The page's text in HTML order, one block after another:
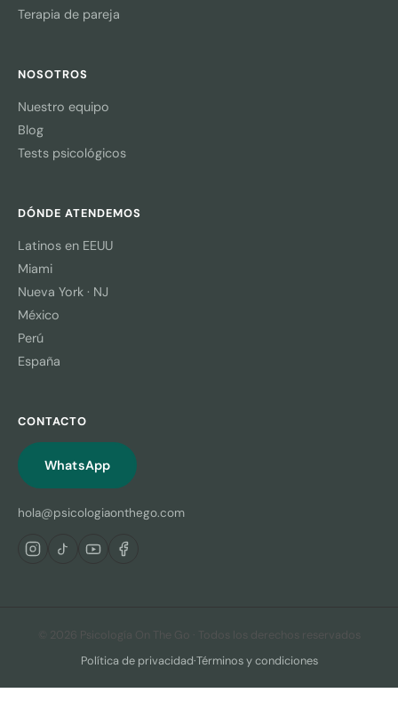
Terapia de pareja
NOSOTROS
Nuestro equipo
Blog
Tests psicológicos
DÓNDE ATENDEMOS
Latinos en EEUU
Miami
Nueva York · NJ
México
Perú
España
CONTACTO
WhatsApp
hola@psicologiaonthego.com
© 2026 Psicología On The Go · Todos los derechos reservados
Política de privacidad·Términos y condiciones